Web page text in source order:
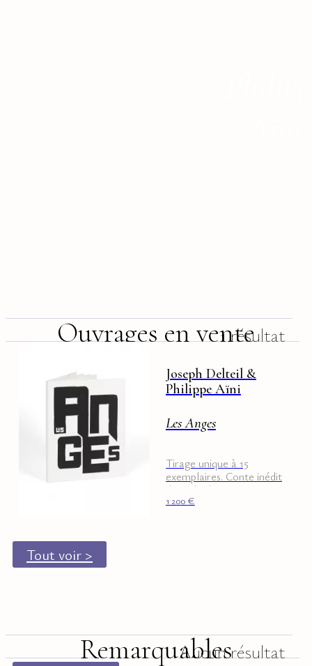
Ouvrages en vente
1 résultat
Joseph Delteil &
Philippe Aïni
Les Anges
Tirage unique à 15
exemplaires. Conte inédit
de Delteil
1 200€
Tout voir >
RemarquablesAucun résultat